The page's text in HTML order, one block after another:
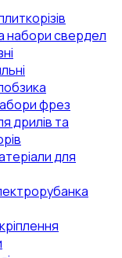
набори свердел
фрез
дрилів та
для